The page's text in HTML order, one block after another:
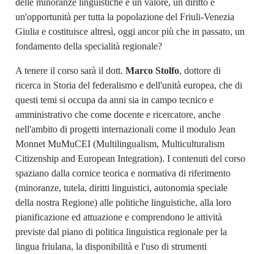
un'opportunità per tutta la popolazione del Friuli-Venezia
Giulia e costituisce altresì, oggi ancor più che in passato, un
fondamento della specialità regionale?
A tenere il corso sarà il dott. Marco Stolfo, dottore di
ricerca in Storia del federalismo e dell'unità europea, che di
questi temi si occupa da anni sia in campo tecnico e
amministrativo che come docente e ricercatore, anche
nell'ambito di progetti internazionali come il modulo Jean
Monnet MuMuCEI (Multilingualism, Multiculturalism
Citizenship and European Integration). I contenuti del corso
spaziano dalla cornice teorica e normativa di riferimento
(minoranze, tutela, diritti linguistici, autonomia speciale
della nostra Regione) alle politiche linguistiche, alla loro
pianificazione ed attuazione e comprendono le attività
previste dal piano di politica linguistica regionale per la
lingua friulana, la disponibilità e l'uso di strumenti